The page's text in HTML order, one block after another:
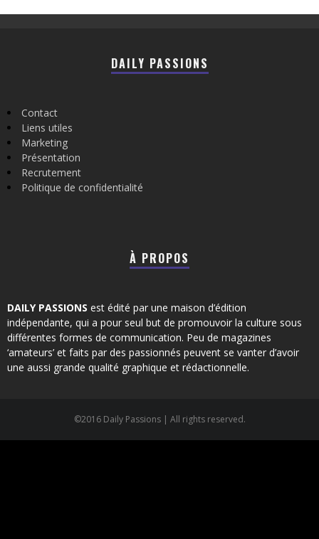
DAILY PASSIONS
Contact
Liens utiles
Marketing
Présentation
Recrutement
Politique de confidentialité
À PROPOS
DAILY PASSIONS est édité par une maison d’édition
indépendante, qui a pour seul but de promouvoir la culture sous
différentes formes de communication. Peu de magazines
‘amateurs’ et faits par des passionnés peuvent se vanter d’avoir
une aussi grande qualité graphique et rédactionnelle.
©2016 Daily Passions | All rights reserved.